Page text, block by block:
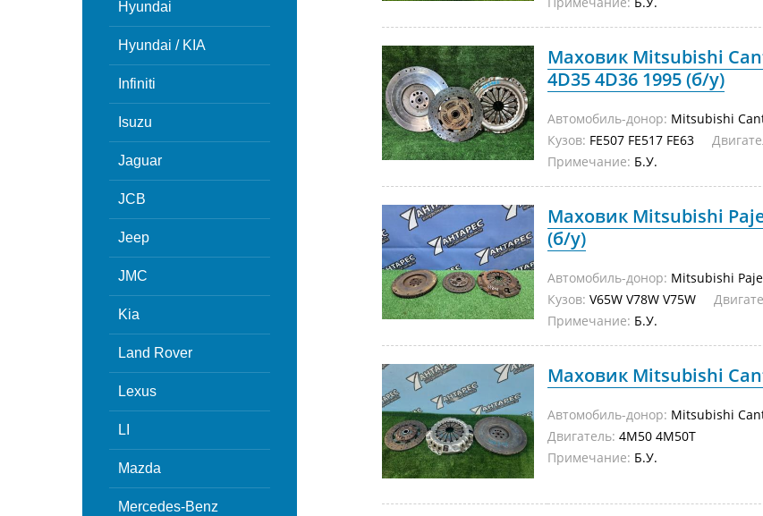
Hyundai
Hyundai / KIA
Infiniti
Isuzu
Jaguar
JCB
Jeep
JMC
Kia
Land Rover
Lexus
LI
Mazda
Mercedes-Benz
Маховик Mitsubishi
4D35 4D36 1995 (б/у)
Автомобиль-донор: Mitsubishi
Кузов: FE507 FE517 FE63
Примечание: Б.У.
Маховик Mitsubishi
(б/у)
Автомобиль-донор: Mitsubishi
Кузов: V65W V78W V75W
Примечание: Б.У.
Маховик Mitsubishi
Автомобиль-донор: Mitsubishi
Двигатель: 4M50 4M50T
Примечание: Б.У.